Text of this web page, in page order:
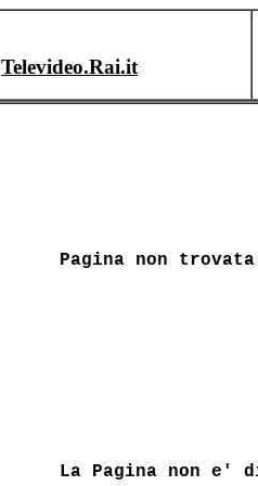
Televideo.Rai.it
Pagina non trovata
La Pagina non e'